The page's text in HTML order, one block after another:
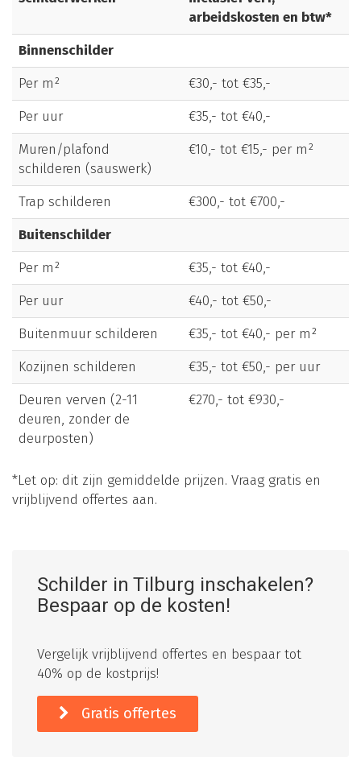
arbeidskosten en btw*
Binnenschilder
Per m²
€30,- tot €35,-
Per uur
€35,- tot €40,-
Muren/plafond
schilderen (sauswerk)
€10,- tot €15,- per m²
Trap schilderen
€300,- tot €700,-
Buitenschilder
Per m²
€35,- tot €40,-
Per uur
€40,- tot €50,-
Buitenmuur schilderen
€35,- tot €40,- per m²
Kozijnen schilderen
€35,- tot €50,- per uur
Deuren verven (2-11
deuren, zonder de
deurposten)
€270,- tot €930,-
*Let op: dit zijn gemiddelde prijzen. Vraag gratis en
vrijblijvend offertes aan.
Schilder in Tilburg inschakelen?
Bespaar op de kosten!
Vergelijk vrijblijvend offertes en bespaar tot
40% op de kostprijs!
Gratis offertes